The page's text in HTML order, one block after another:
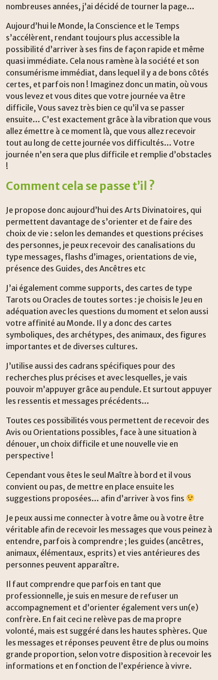
nombreuses années, j’ai décidé de tourner la page…
Aujourd’hui le Monde, la Conscience et le Temps
s’accélèrent, rendant toujours plus accessible la
possibilité d’arriver à ses fins de façon rapide et même
quasi immédiate. Cela nous ramène à la société et son
consumérisme immédiat, dans lequel il y a de bons côtés
certes, et parfois non ! Imaginez donc un matin, où vous
vous levez et vous dites que votre journée va être
difficile, Vous savez très bien ce qu’il va se passer
ensuite… C’est exactement grâce à la vibration que vous
allez émettre à ce moment là, que vous allez recevoir
tout au long de cette journée vos difficultés… Votre
journée n’en sera que plus difficile et remplie d’obstacles
!
Comment cela se passe t’il ?
Je propose donc aujourd’hui des Arts Divinatoires, qui
permettent davantage de s’orienter et de faire des
choix de vie : selon les demandes et questions précises
des personnes, je peux recevoir des canalisations du
type messages, flashs d’images, orientations de vie,
présence des Guides, des Ancêtres etc
J’ai également comme supports, des cartes de type
Tarots ou Oracles de toutes sortes : je choisis le Jeu en
adéquation avec les questions du moment et selon aussi
votre affinité au Monde. Il y a donc des cartes
symboliques, des archétypes, des animaux, des figures
importantes et de diverses cultures.
J’utilise aussi des cadrans spécifiques pour des
recherches plus précises et avec lesquelles, je vais
pouvoir m’appuyer grâce au pendule. Et surtout appuyer
les ressentis et messages précédents…
Toutes ces possibilités vous permettent de recevoir des
Avis ou Orientations possibles, face à une situation à
dénouer, un choix difficile et une nouvelle vie en
perspective !
Cependant vous êtes le seul Maître à bord et il vous
convient ou pas, de mettre en place ensuite les
suggestions proposées… afin d’arriver à vos fins
Je peux aussi me connecter à votre âme ou à votre être
véritable afin de recevoir les messages que vous peinez à
entendre, parfois à comprendre ; les guides (ancêtres,
animaux, élémentaux, esprits) et vies antérieures des
personnes peuvent apparaître.
Il faut comprendre que parfois en tant que
professionnelle, je suis en mesure de refuser un
accompagnement et d’orienter également vers un(e)
confrère. En fait ceci ne relève pas de ma propre
volonté, mais est suggéré dans les hautes sphères. Que
les messages et réponses peuvent être de plus ou moins
grande proportion, selon votre disposition à recevoir les
informations et en fonction de l’expérience à vivre.